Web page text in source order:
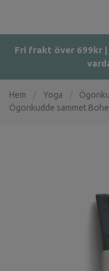
Fri frakt över 699kr
Hem Yoga
Ögonkudde sammet